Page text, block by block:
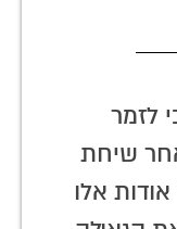
לזמר
שיחת
אלו